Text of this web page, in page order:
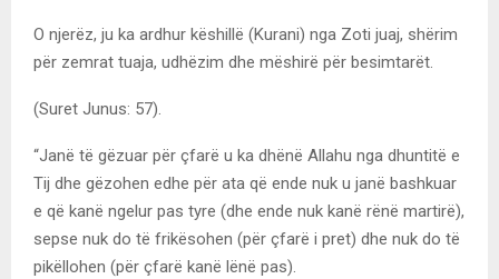
O njerëz, ju ka ardhur këshillë (Kurani) nga Zoti juaj, shërim
për zemrat tuaja, udhëzim dhe mëshirë për besimtarët.
(Suret Junus: 57).
“Janë të gëzuar për çfarë u ka dhënë Allahu nga dhuntitë e
Tij dhe gëzohen edhe për ata që ende nuk u janë bashkuar
e që kanë ngelur pas tyre (dhe ende nuk kanë rënë martirë),
sepse nuk do të frikësohen (për çfarë i pret) dhe nuk do të
pikëllohen (për çfarë kanë lënë pas).